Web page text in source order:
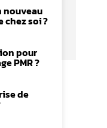
nouveau
soi ?
pour
PMR ?
de